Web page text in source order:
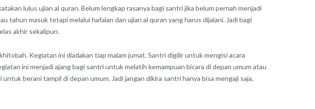
lulus ujian al quran. Belum lengkap rasanya bagi santri jika belum pernah menjadi
masuk tetapi melalui hafalan dan ujian al quran yang harus dijalani. Jadi bagi
akhir sekalipun.
Kegiatan ini diadakan tiap malam jumat. Santri digilir untuk mengisi acara
ini menjadi ajang bagi santri untuk melatih kemampuan bicara di depan umum atau
berani tampil di depan umum. Jadi jangan dikira santri hanya bisa mengaji saja,